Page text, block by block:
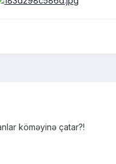
köməyinə çatar?!